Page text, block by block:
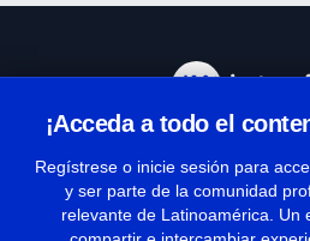
¡Acceda a todo el
Regístrese o inicie sesión para
y ser parte de la comunidad
relevante de Latinoamérica. Un
Términos y